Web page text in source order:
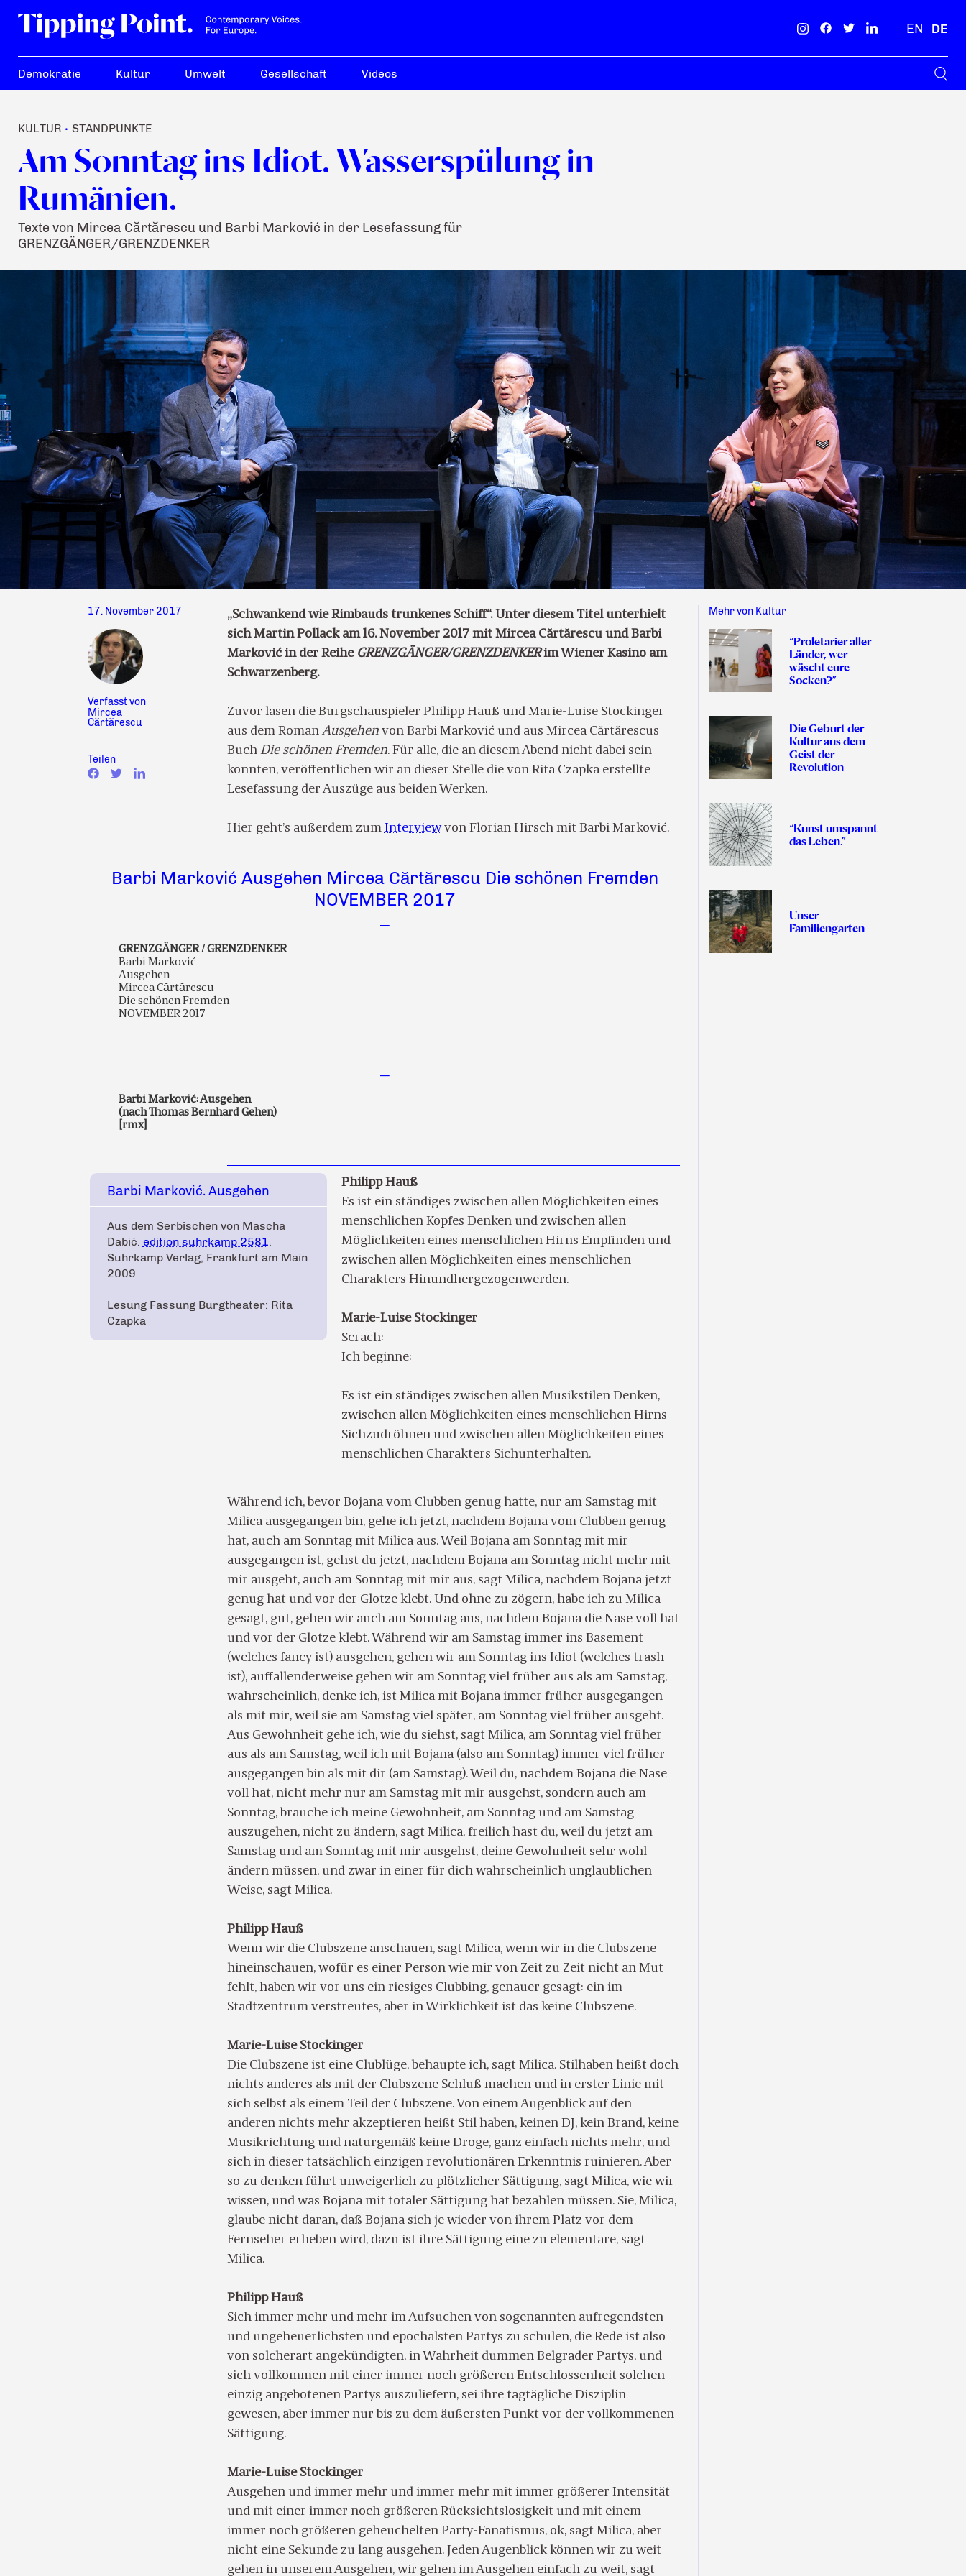
EN DE
Demokratie Kultur Umwelt Gesellschaft Videos
KULTUR • STANDPUNKTE
Am Sonntag ins Idiot. Wasserspülung in
Rumänien.
Texte von Mircea Cărtărescu und Barbi Marković in der Lesefassung für
GRENZGÄNGER/GRENZDENKER
17. November 2017
Verfasst von
Mircea
Cărtărescu
Teilen
„Schwankend wie Rimbauds trunkenes Schiff“. Unter diesem Titel unterhielt
sich Martin Pollack am 16. November 2017 mit Mircea Cărtărescu und Barbi
Marković in der Reihe GRENZGÄNGER/GRENZDENKERim Wiener Kasino am
Schwarzenberg.
Zuvor lasen die Burgschauspieler Philipp Hauß und Marie-Luise Stockinger
aus dem Roman Ausgehenvon Barbi Marković und aus Mircea Cărtărescus
Buch Die schönen Fremden. Für alle, die an diesem Abend nicht dabei sein
konnten, veröffentlichen wir an dieser Stelle die von Rita Czapka erstellte
Lesefassung der Auszüge aus beiden Werken.
Hier geht’s außerdem zumInterviewvon Florian Hirsch mit Barbi Marković.
Barbi Marković Ausgehen Mircea Cӑrtӑrescu Die schönen Fremden
NOVEMBER 2017
—
GRENZGÄNGER / GRENZDENKER
Barbi Marković
Ausgehen
Mircea Cӑrtӑrescu
Die schönen Fremden
NOVEMBER 2017
—
Barbi Marković: Ausgehen
(nach Thomas Bernhard Gehen)
[rmx]
Barbi Marković. Ausgehen
Aus dem Serbischen von Mascha
Dabić. edition suhrkamp 2581.
Suhrkamp Verlag, Frankfurt am Main
2009
Lesung Fassung Burgtheater: Rita
Czapka
Philipp Hauß
Es ist ein ständiges zwischen allen Möglichkeiten eines
menschlichen Kopfes Denken und zwischen allen
Möglichkeiten eines menschlichen Hirns Empfinden und
zwischen allen Möglichkeiten eines menschlichen
Charakters Hinundhergezogenwerden.
Marie-Luise Stockinger
Scrach:
Ich beginne:
Es ist ein ständiges zwischen allen Musikstilen Denken,
zwischen allen Möglichkeiten eines menschlichen Hirns
Sichzudröhnen und zwischen allen Möglichkeiten eines
menschlichen Charakters Sichunterhalten.
Während ich, bevor Bojana vom Clubben genug hatte, nur am Samstag mit
Milica ausgegangen bin, gehe ich jetzt, nachdem Bojana vom Clubben genug
hat, auch am Sonntag mit Milica aus. Weil Bojana am Sonntag mit mir
ausgegangen ist, gehst du jetzt, nachdem Bojana am Sonntag nicht mehr mit
mir ausgeht, auch am Sonntag mit mir aus, sagt Milica, nachdem Bojana jetzt
genug hat und vor der Glotze klebt. Und ohne zu zögern, habe ich zu Milica
gesagt, gut, gehen wir auch am Sonntag aus, nachdem Bojana die Nase voll hat
und vor der Glotze klebt. Während wir am Samstag immer ins Basement
(welches fancy ist) ausgehen, gehen wir am Sonntag ins Idiot (welches trash
ist), auffallenderweise gehen wir am Sonntag viel früher aus als am Samstag,
wahrscheinlich, denke ich, ist Milica mit Bojana immer früher ausgegangen
als mit mir, weil sie am Samstag viel später, am Sonntag viel früher ausgeht.
Aus Gewohnheit gehe ich, wie du siehst, sagt Milica, am Sonntag viel früher
aus als am Samstag, weil ich mit Bojana (also am Sonntag) immer viel früher
ausgegangen bin als mit dir (am Samstag). Weil du, nachdem Bojana die Nase
voll hat, nicht mehr nur am Samstag mit mir ausgehst, sondern auch am
Sonntag, brauche ich meine Gewohnheit, am Sonntag und am Samstag
auszugehen, nicht zu ändern, sagt Milica, freilich hast du, weil du jetzt am
Samstag und am Sonntag mit mir ausgehst, deine Gewohnheit sehr wohl
ändern müssen, und zwar in einer für dich wahrscheinlich unglaublichen
Weise, sagt Milica.
Philipp Hauß
Wenn wir die Clubszene anschauen, sagt Milica, wenn wir in die Clubszene
hineinschauen, wofür es einer Person wie mir von Zeit zu Zeit nicht an Mut
fehlt, haben wir vor uns ein riesiges Clubbing, genauer gesagt: ein im
Stadtzentrum verstreutes, aber in Wirklichkeit ist das keine Clubszene.
Marie-Luise Stockinger
Die Clubszene ist eine Clublüge, behaupte ich, sagt Milica. Stilhaben heißt doch
nichts anderes als mit der Clubszene Schluß machen und in erster Linie mit
sich selbst als einem Teil der Clubszene. Von einem Augenblick auf den
anderen nichts mehr akzeptieren heißt Stil haben, keinen DJ, kein Brand, keine
Musikrichtung und naturgemäß keine Droge, ganz einfach nichts mehr, und
sich in dieser tatsächlich einzigen revolutionären Erkenntnis ruinieren. Aber
so zu denken führt unweigerlich zu plötzlicher Sättigung, sagt Milica, wie wir
wissen, und was Bojana mit totaler Sättigung hat bezahlen müssen. Sie, Milica,
glaube nicht daran, daß Bojana sich je wieder von ihrem Platz vor dem
Fernseher erheben wird, dazu ist ihre Sättigung eine zu elementare, sagt
Milica.
Philipp Hauß
Sich immer mehr und mehr im Aufsuchen von sogenannten aufregendsten
und ungeheuerlichsten und epochalsten Partys zu schulen, die Rede ist also
von solcherart angekündigten, in Wahrheit dummen Belgrader Partys, und
sich vollkommen mit einer immer noch größeren Entschlossenheit solchen
einzig angebotenen Partys auszuliefern, sei ihre tagtägliche Disziplin
gewesen, aber immer nur bis zu dem äußersten Punkt vor der vollkommenen
Sättigung.
Marie-Luise Stockinger
Ausgehen und immer mehr und immer mehr mit immer größerer Intensität
und mit einer immer noch größeren Rücksichtslosigkeit und mit einem
immer noch größeren geheuchelten Party-Fanatismus, ok, sagt Milica, aber
nicht eine Sekunde zu lang ausgehen. Jeden Augenblick können wir zu weit
gehen in unserem Ausgehen, wir gehen im Ausgehen einfach zu weit, sagt
Mehr von Kultur
“Proletarier aller
Länder, wer
wäscht eure
Socken?”
Die Geburt der
Kultur aus dem
Geist der
Revolution
“Kunst umspannt
das Leben.”
Unser
Familiengarten